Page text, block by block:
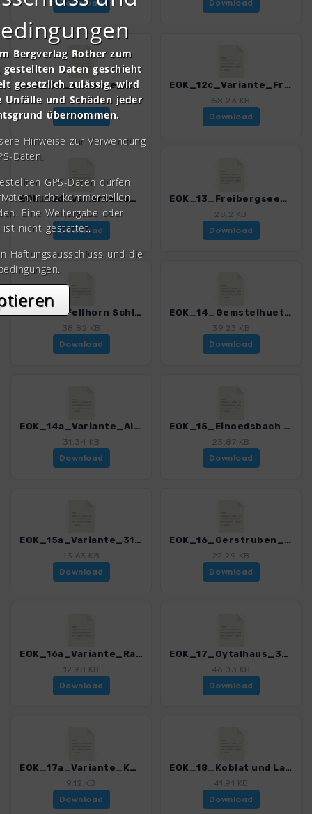
Download Download
EOK_12b_Variante_Kanzelwandbahn-Talstation_3121_3.gpx
17.44 KB
Download
EOK_12c_Variante_Freibergsee_3121_3.gpx
58.23 KB
Download
EOK_12d_Variante_Spielplatz_3121_3.gpx
8.12 KB
Download
EOK_13_Freibergsee_3121_3.gpx
28.2 KB
Download
EOK_14_Fellhorn Schlappoldkopf_3121_3.gpx
38.82 KB
Download
EOK_14_Gemstelhuette_3121_3.gpx
39.23 KB
Download
EOK_14a_Variante_Alpe_Schlappold_3121_3.gpx
31.34 KB
Download
EOK_15_Einoedsbach und Rappealpbach_3121_3.gpx
23.87 KB
Download
EOK_15a_Variante_3121_3.gpx
13.63 KB
Download
EOK_16_Gerstruben_3121_3.gpx
22.29 KB
Download
EOK_16a_Variante_Rautweg_3121_3.gpx
12.98 KB
Download
EOK_17_Oytalhaus_3121_3.gpx
46.03 KB
Download
EOK_17a_Variante_Kuehberg-Oybelehalle_3121_3.gpx
9.12 KB
Download
EOK_18_Koblat und Laufbichelsee_3121_3.gpx
41.91 KB
Download
Bergverlag Rother zum
Daten geschieht
gesetzlich zulässig, wird
und Schäden jeder
übernommen.
Hinweise zur Verwendung
Daten.
GPS-Daten dürfen
nicht kommerziellen
Eine Weitergabe oder
ist nicht gestattet.
Haftungsausschluss und die